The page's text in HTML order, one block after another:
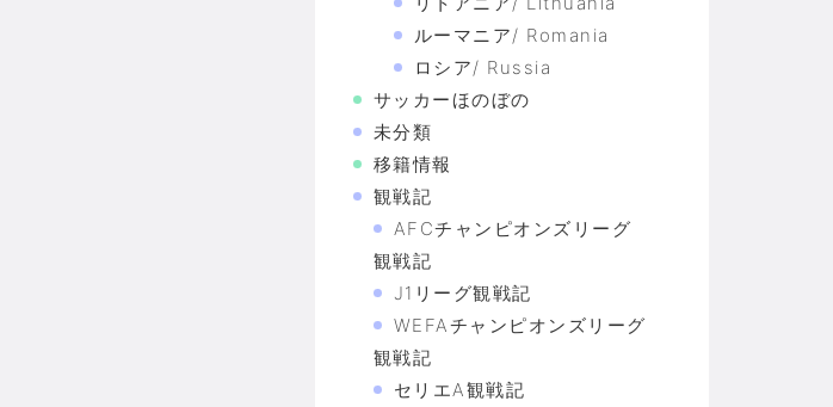
ルーマニア/ Romania
ロシア/ Russia
サッカーほのぼの
未分類
移籍情報
観戦記
AFCチャンピオンズリーグ
観戦記
J1リーグ観戦記
WEFAチャンピオンズリーグ
観戦記
セリエA観戦記